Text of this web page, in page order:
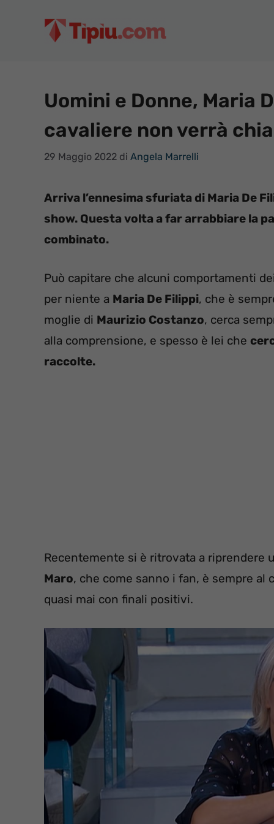
Uomini e Donne, Maria
cavaliere non verrà
29 Maggio 2022 di Angela Marrelli
Arriva l’ennesima sfuriata di Maria De
show. Questa volta a far arrabbiare la
combinato.
Può capitare che alcuni comportamenti
per niente a Maria De Filippi, che è
moglie di Maurizio Costanzo, cerca
alla comprensione, e spesso è lei che
raccolte.
Recentemente si è ritrovata a riprendere
Maro, che come sanno i fan, è sempre al
quasi mai con finali positivi.